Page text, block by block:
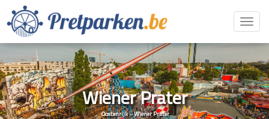
Wiener Prater
Oostenrijk»Wiener Prater